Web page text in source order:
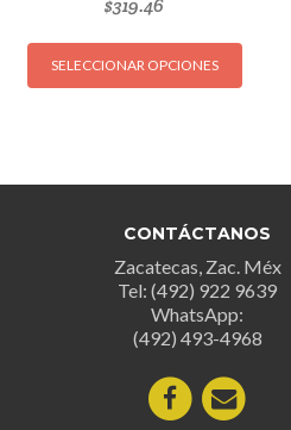
SELECCIONAR OPCIONES
Este
Las
se
pueden
elegir
en
página
de
CONTÁCTANOS
Zacatecas, Zac. Méx
Tel: (492) 922 9639
WhatsApp:
(492) 493-4968